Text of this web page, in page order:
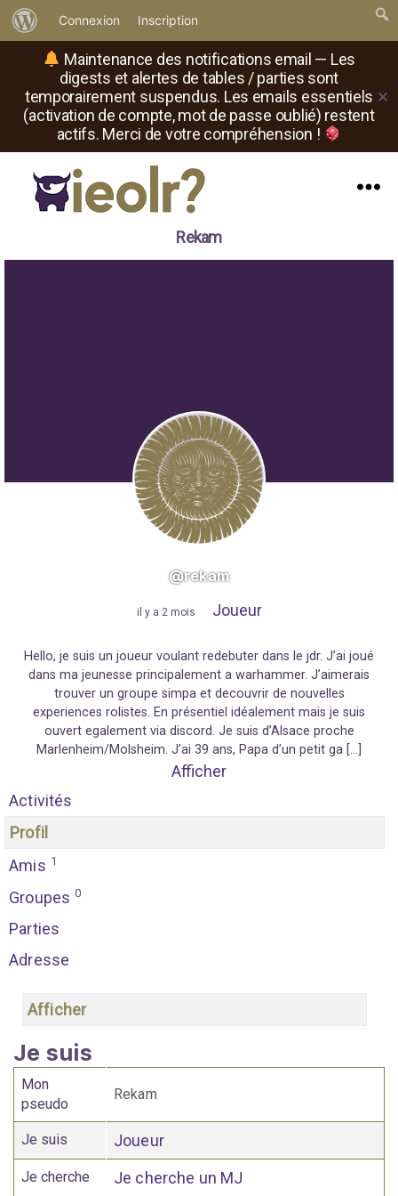
Maintenance des notifications email — Les
digests et alertes de tables / parties sont
temporairement suspendus. Les emails essentiels
(activation de compte, mot de passe oublié) restent
actifs. Merci de votre compréhension !
✕
propos
de
WordPress
Connexion Inscription
où
Rekam
@rekam
il y a 2 mois Joueur
Hello, je suis un joueur voulant redebuter dans le jdr. J’ai joué
dans ma jeunesse principalement a warhammer. J’aimerais
trouver un groupe simpa et decouvrir de nouvelles
experiences rolistes. En présentiel idéalement mais je suis
ouvert egalement via discord. Je suis d’Alsace proche
Marlenheim/Molsheim. J’ai 39 ans, Papa d’un petit ga […]
Afficher
Activités
Profil
Amis 1
Groupes 0
Parties
Adresse
Afficher
Je suis
Mon
pseudo
Rekam
Je suis Joueur
Je cherche Je cherche un MJ